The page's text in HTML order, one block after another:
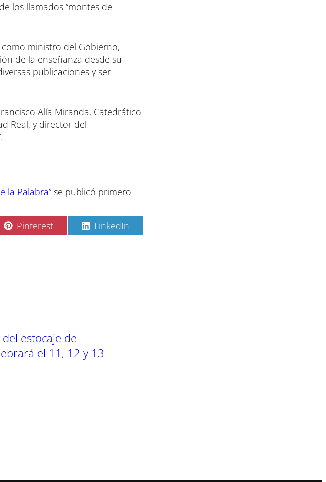
los llamados “montes de
ministro del Gobierno,
de la enseñanza desde su
publicaciones y ser
Alía Miranda, Catedrático
Real, y director del
la Palabra” se publicó primero
C
o
Pinterest C
o
LinkedIn
estocaje de
el 11, 12 y 13